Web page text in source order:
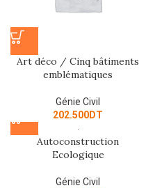
Art déco / Cinq bâtiments
emblématiques
Génie Civil
202.500DT
Autoconstruction
Ecologique
Génie Civil